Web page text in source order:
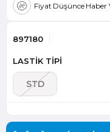
Fiyat Düşünce Haber
897180
LASTİK TİPİ
STD